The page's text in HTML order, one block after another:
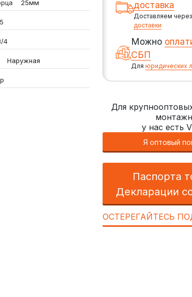
25мм
4
Наружная
доставка
Доставляем через
доставки
Можно
СБП
Для юридических
Для
у нас есть
Я оптовый
Паспорта
Декларации
ОСТЕРЕГАЙТЕСЬ